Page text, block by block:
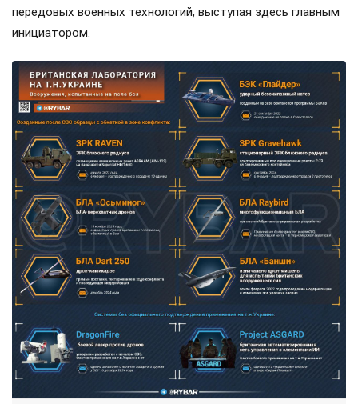
передовых военных технологий, выступая здесь главным
инициатором.